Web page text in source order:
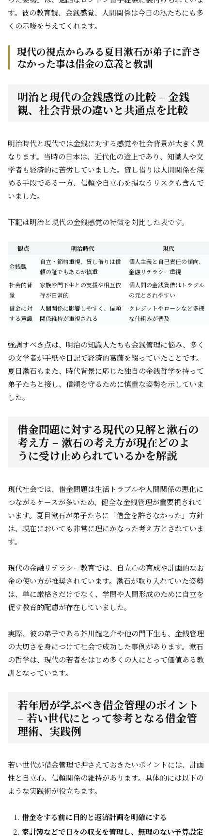
す。彼の教育観、金銭感覚、人間関係は今日の私たちにも多
くの示唆を与えてくれます。
現代の視点からみる夏目漱石が弟子に許さ
なかった事は借金の意義と教訓
明治と現代の金銭感覚の比較 – 金銭
観、社会背景の違いと共通点を比較
明治時代と現代では金銭に対する感覚や社会背景が大きく異
なります。当時の日本は、近代化の途上であり、知識人や文
学者も経済的に苦労していました。貸し借りは人間関係を深
める手段である一方、信頼や自立心を損なうリスクも含んで
いました。
下記は明治と現代の金銭感覚の特徴を対比した表です。
観点 明治時代 現代
金銭観
自立・節約重視、貸し借りは信
頼の証でもあるが慎重
個人主義と自己責任の傾向、
金融リテラシー重視
社会的背
景
家族や門下生との支援や相互依
存が日常的
個人間の金銭貸借はトラブル
の元とされやすい
借金に対
する意識
人間関係に影響しやすく、信頼
関係維持が重視される
クレジットやローンなど多様
な仕組みが普及
強調すべき点は、明治の知識人たちも金銭管理に悩み、多く
の文学者が手紙や日記で経済的葛藤を綴っていたことです。
夏目漱石もまた、時代背景に応じた独自の金銭哲学を持って
弟子たちと接し、信頼を守るために慎重な姿勢を示していま
した。
借金問題に対する現代の見解と漱石の
考え方 – 漱石の考え方が現在どのよ
うに受け止められているかを解説
現代社会では、借金問題は生活トラブルや人間関係の悪化に
つながるケースが多いため、健全な金銭管理が重要視されて
います。夏目漱石が弟子たちに「借金を許さなかった」方針
は、現在においても非常に理にかなった考え方とされていま
す。
現代の金融リテラシー教育では、自立心の育成や計画的なお
金の使い方が推奨されています。漱石が取り入れていた姿勢
は、単に厳格さだけでなく、学問や人間形成のために自立を
促す教育的配慮が存在していました。
実際、彼の弟子である芥川龍之介や他の門下生も、金銭管理
の大切さを身につけて社会で成功した事例があります。漱石
の哲学は、現代の若者をはじめ多くの人にとって価値ある教
訓となっています。
若年層が学ぶべき借金管理のポイント
– 若い世代にとって参考となる借金管
理術、実践例
若い世代が借金管理で押さえておきたいポイントには、計画
性と自立心、信頼関係の維持があります。具体的には以下の
ような実践術が役立ちます。
借金をする前に目的と返済計画を明確にする
家計簿などで日々の収支を管理し、無理のない予算設定